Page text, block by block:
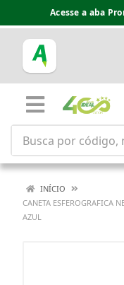
Acesse a aba
INÍCIO
CANETA ESFEROGRAFICA
AZUL